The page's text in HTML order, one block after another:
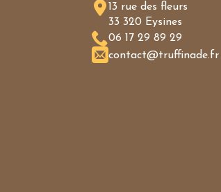
13 rue des fleurs
33 320 Eysines
06 17 29 89 29
contact@truffinade.fr